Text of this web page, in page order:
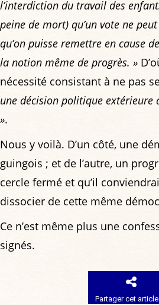
l’interdiction du travail des
peine de mort) qu’un vote ne
qu’on puisse remettre en cause
la notion même de progrès. »
nécessité consistant à ne pas
une décision politique extérieure
».
Nous y voilà. D’un côté, une
guingois ; et de l’autre, un
cercle fermé et qu’il
dissocier de cette même
Ce n’est même plus une
signés.
Partager cet article